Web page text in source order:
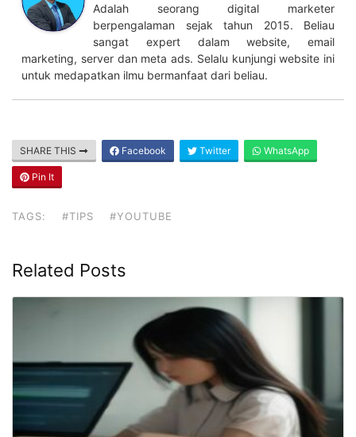
Adalah seorang digital marketer
berpengalaman sejak tahun 2015. Beliau
sangat expert dalam website, email
marketing, server dan meta ads. Selalu kunjungi website ini
untuk medapatkan ilmu bermanfaat dari beliau.
SHARE THIS Facebook Twitter WhatsApp
Pin It
TAGS: #TIPS #YOUTUBE
Related Posts